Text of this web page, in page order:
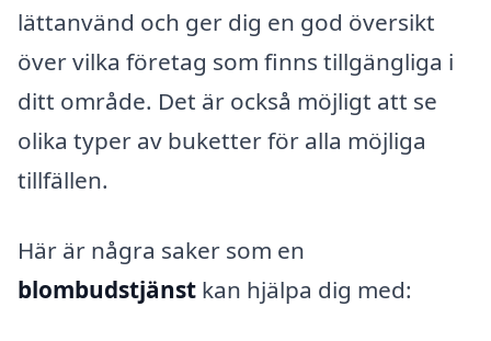
lättanvänd och ger dig en god översikt
över vilka företag som finns tillgängliga i
ditt område. Det är också möjligt att se
olika typer av buketter för alla möjliga
tillfällen.
Här är några saker som en
blombudstjänst kan hjälpa dig med: